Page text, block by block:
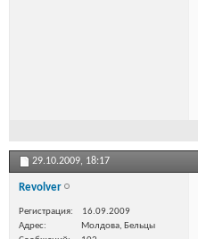
29.10.2009, 18:17
Revolver
Регистрация
16.09.2009
Адрес
Молдова, Бельцы